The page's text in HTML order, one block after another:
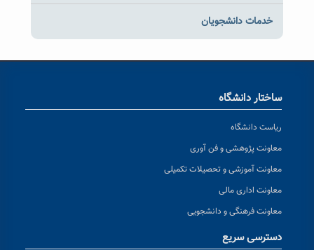
خدمات دانشجویان
ساختار دانشگاه
ریاست دانشگاه
معاونت پژوهشی و فن آوری
معاونت آموزشی و تحصیلات تکمیلی
معاونت اداری مالی
معاونت فرهنگی و دانشجویی
دسترسی سریع